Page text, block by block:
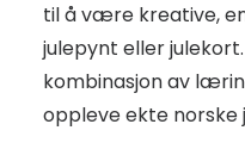
til å være kreative,
julepynt eller
kombinasjon av
oppleve ekte norske